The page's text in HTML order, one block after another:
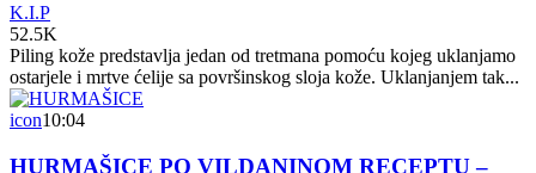
K.I.P
52.5K
Piling kože predstavlja jedan od tretmana pomoću kojeg uklanjamo
ostarjele i mrtve ćelije sa površinskog sloja kože. Uklanjanjem tak...
icon10:04
HURMAŠICE PO VILDANINOM RECEPTU –